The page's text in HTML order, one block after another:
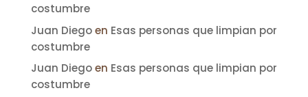
costumbre
Juan Diegoen Esas personas que limpian por
costumbre
Juan Diegoen Esas personas que limpian por
costumbre